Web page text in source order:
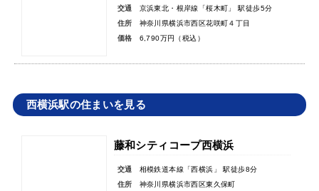
交通
京浜東北・根岸線「桜木町」 駅徒歩5分
住所
神奈川県横浜市西区花咲町４丁目
価格
6,790万円（税込）
西横浜駅の住まいを見る
藤和シティコープ西横浜
交通
相模鉄道本線「西横浜」 駅徒歩8分
住所
神奈川県横浜市西区東久保町